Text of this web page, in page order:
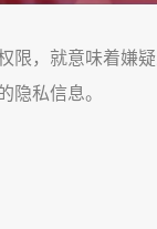
限，就意味着嫌
私信息。